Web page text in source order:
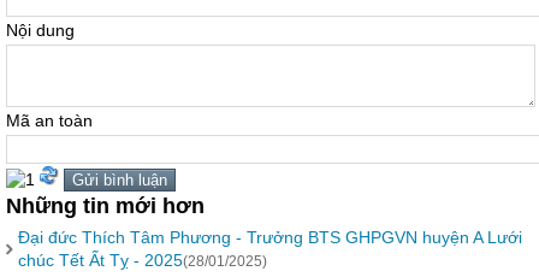
Nội dung
Mã an toàn
Những tin mới hơn
Đại đức Thích Tâm Phương - Trưởng BTS GHPGVN huyện A Lưới
chúc Tết Ất Tỵ - 2025(28/01/2025)